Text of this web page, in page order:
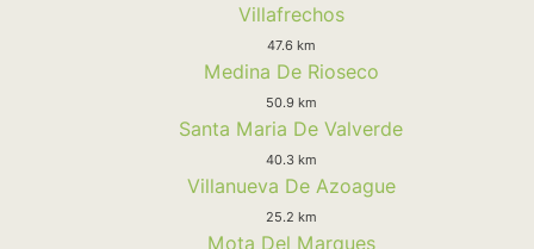
Villafrechos
47.6 km
Medina De Rioseco
50.9 km
Santa Maria De Valverde
40.3 km
Villanueva De Azoague
25.2 km
Mota Del Marques